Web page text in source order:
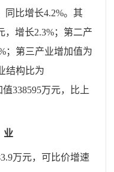
同比增长4.2%。其
，增长2.3%；第二产
；第三产业增加值为
结构比为
值338595万元，比上
业
万元，可比价增速